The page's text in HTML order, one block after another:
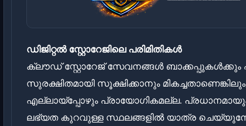
ഡിജിറ്റൽ സ്റ്റോറേജിലെ പരിമിതികൾ
ക്ലൗഡ് സ്റ്റോറേജ് സേവനങ്ങൾ
സുരക്ഷിതമായി സൂക്ഷിക്കാനും
എല്ലായ്പ്പോഴും പ്രായോഗികമല്ല. പ്രധാനമായും
ലഭ്യത കുറവുള്ള സ്ഥലങ്ങളിൽ യാത്ര